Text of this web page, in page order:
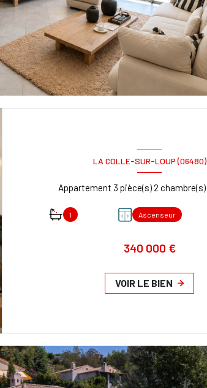
LA COLLE-SUR-LOUP (06480)
1 Ascenseur
340 000 €
VOIR LE BIEN